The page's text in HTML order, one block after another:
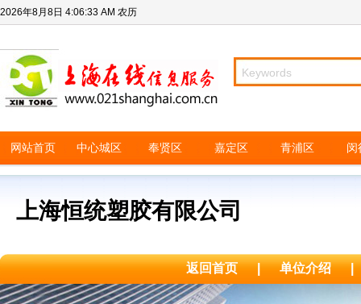
2026年8月8日 4:06:33 AM 农历
网站首页 中心城区 奉贤区 嘉定区 青浦区 闵
上海恒统塑胶有限公司
返回首页 | 单位介绍 |